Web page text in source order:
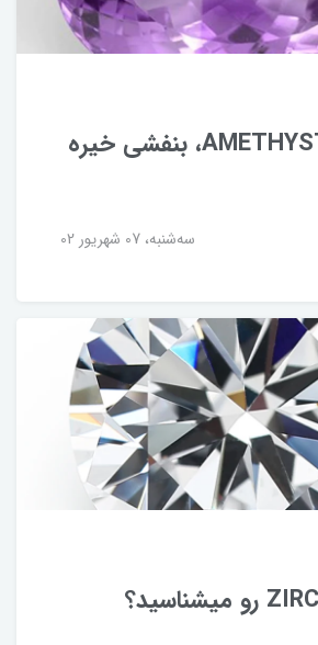
آمیتیست AMETHYST، بنفشی خیره
ﺳﻪشنبه، 07 شهریور 02